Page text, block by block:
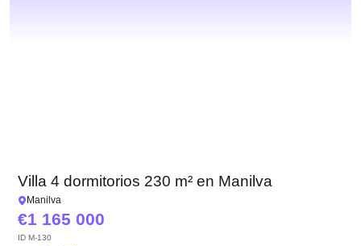
Villa 4 dormitorios 230 m² en Manilva
Manilva
1 165 000
ID M-130